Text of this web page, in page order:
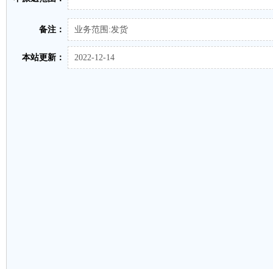
备注： 业务范围:发货
本站更新： 2022-12-14